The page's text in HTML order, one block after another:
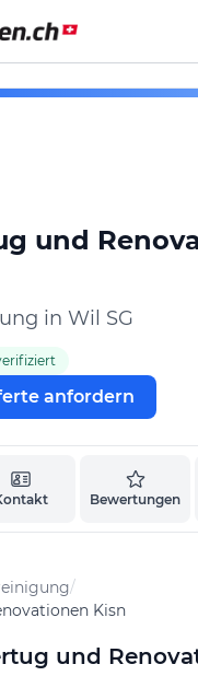
und
in Wil SG
anfordern
Bewertungen
/
Kisn
und